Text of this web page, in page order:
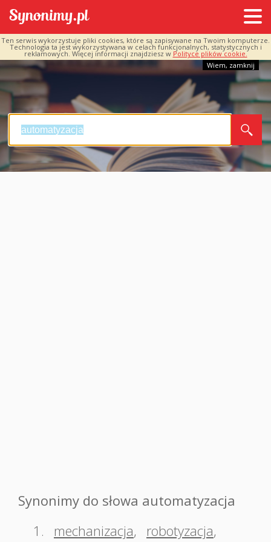
Ten serwis wykorzystuje pliki cookies, które są zapisywane na Twoim komputerze.
Technologia ta jest wykorzystywana w celach funkcjonalnych, statystycznych i
reklamowych. Więcej informacji znajdziesz w Polityce plików cookie.
Wiem, zamknij
Synonimy do słowa automatyzacja
1.
mechanizacja, robotyzacja,